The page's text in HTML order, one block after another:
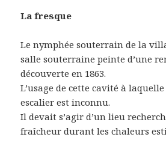
La fresque
Le nymphée souterrain de la
salle souterraine peinte d’une
découverte en 1863.
L’usage de cette cavité à
escalier est inconnu.
Il devait s’agir d’un lieu
fraîcheur durant les chaleurs